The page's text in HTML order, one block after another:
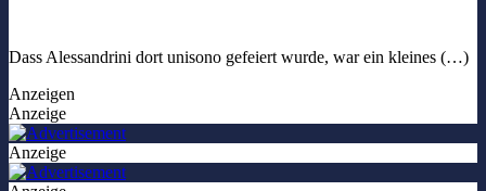
Dass Alessandrini dort unisono gefeiert wurde, war ein kleines (…)
Anzeigen
Anzeige
Anzeige